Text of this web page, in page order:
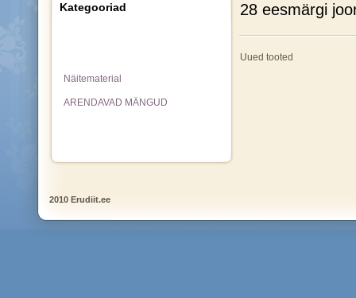
Kategooriad
Näitematerial
ARENDAVAD MÄNGUD
28 eesmärgi
Uued tooted
2010 Erudiit.ee